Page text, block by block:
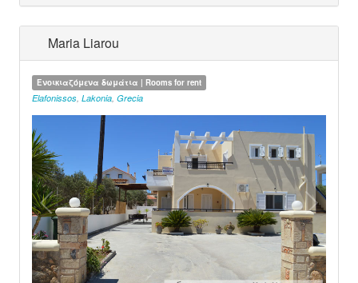
Maria Liarou
Ενοικιαζόμενα δωμάτια | Rooms for rent
Elafonissos Lakonia Grecia